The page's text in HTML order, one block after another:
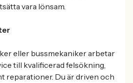
vara lönsam.
eller bussmekaniker arbetar
till kvalificerad felsökning,
reparationer. Du är driven och